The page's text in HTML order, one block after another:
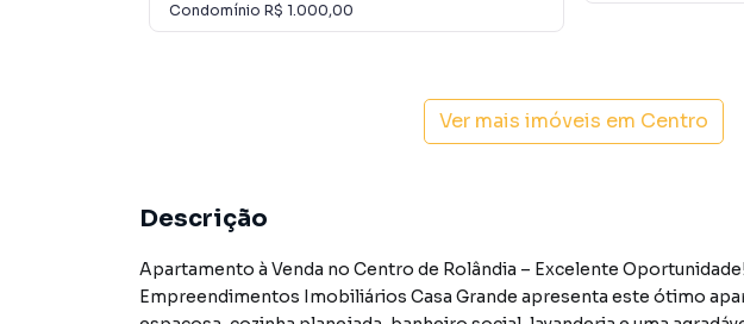
Condomínio R$ 1.000,00
Ver mais imóveis em Centro
Descrição
Apartamento à Venda no Centro de Rolândia – Excelente Oportunidade!
Empreendimentos Imobiliários Casa Grande apresenta este ótimo